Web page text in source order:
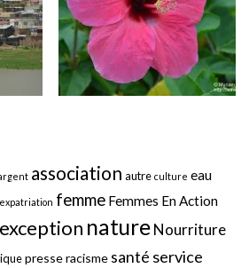
association autre culture eau
expatriation femme Femmes En Action
natureNourriture
presseracisme santé service